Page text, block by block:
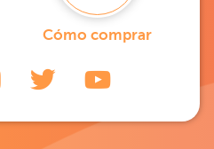
Cómo comprar